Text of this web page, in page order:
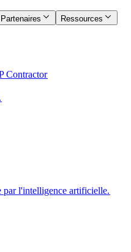
Partenaires​​
Ressources​​
Contractor​​
par l'intelligence artificielle.​​